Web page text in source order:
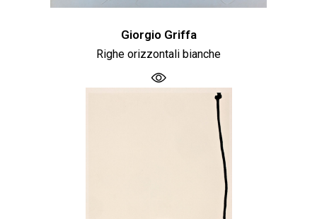
Giorgio Griffa
Righe orizzontali bianche